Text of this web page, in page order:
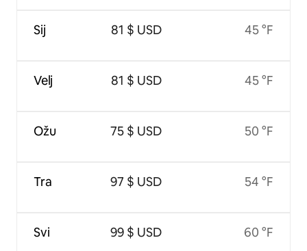
Sij
Velj
Ožu
Tra
Svi
81 $ USD
81 $ USD
75 $ USD
97 $ USD
99 $ USD
45 °F
45 °F
50 °F
54 °F
60 °F